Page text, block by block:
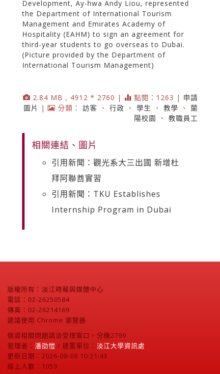
Development, Ay-hwa Andy Liou, represented
the Department of International Tourism
Management and Emirates Academy of
Hospitality (EAHM) to sign an agreement for
third-year students to go overseas to Dubai.
(Picture provided by the Department of
International Tourism Management)
2.84 MB , 4912 * 2760 | 點閱：1263 | 申請
圖片
| 分類： 訪客 、 行政 、 學生 、 教學 、 蘭
陽校園
、 教職員工
相關連結、圖片
引用新聞：觀光系大三出國 新增杜
拜阿聯酋實習
引用新聞：TKU Establishes
Internship Program in Dubai
版權所有：淡江時報與媒體中心
電話：02-26250584
傳真：02-26214169
建議使用 Chrome 瀏覽器
個資相關問題請洽受理窗口，分機2799
管理者： 潘劭愷 / 建置單位： 淡江大學資訊處
更新日期：2026-08-06 10:21:43
線上人數：1059